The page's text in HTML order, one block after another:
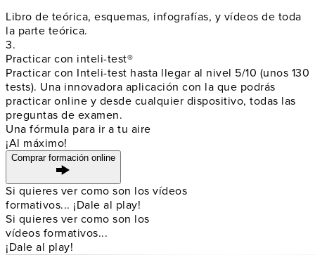
Libro de teórica, esquemas, infografías, y vídeos de toda
la parte teórica.
3.
Practicar con inteli-test®
Practicar con Inteli-test hasta llegar al nivel 5/10 (unos 130
tests). Una innovadora aplicación con la que podrás
practicar online y desde cualquier dispositivo, todas las
preguntas de examen.
Una fórmula para ir a tu aire
¡Al máximo!
Comprar formación online
Si quieres ver como son los vídeos
formativos... ¡Dale al play!
Si quieres ver como son los
vídeos formativos...
¡Dale al play!